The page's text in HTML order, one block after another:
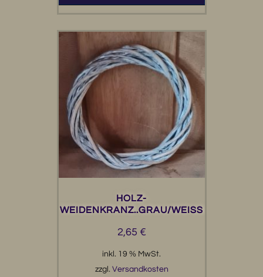
HOLZ-
WEIDENKRANZ..GRAU/WEISS
2,65 €
inkl. 19 % MwSt.
zzgl. Versandkosten